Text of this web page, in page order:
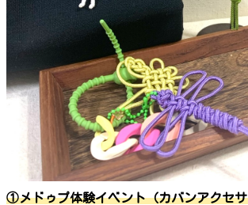
①メドゥプ体験イベント（カバンアクセ